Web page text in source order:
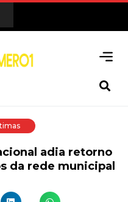
adia retorno
da rede municipal